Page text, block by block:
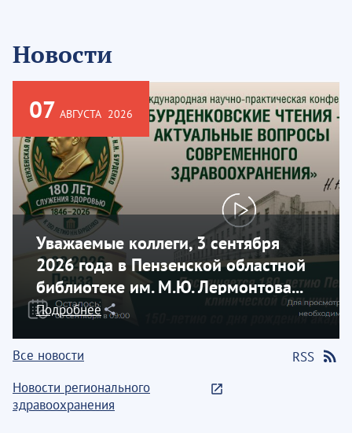
Новости
07 АВГУСТА 2026
Уважаемые коллеги, 3 сентября
2026 года в Пензенской областной
библиотеке им. М.Ю. Лермонтова...
Подробнее
Все новости
RSS
Новости регионального
здравоохранения